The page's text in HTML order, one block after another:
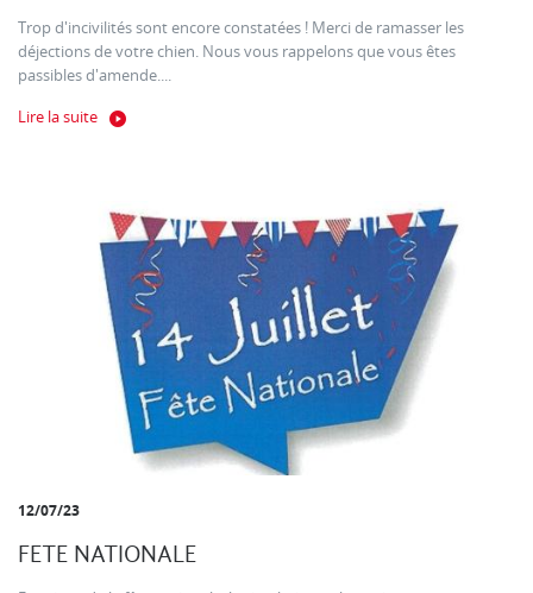
Trop d'incivilités sont encore constatées ! Merci de ramasser les
déjections de votre chien. Nous vous rappelons que vous êtes
passibles d'amende....
Lire la suite
12/07/23
FETE NATIONALE